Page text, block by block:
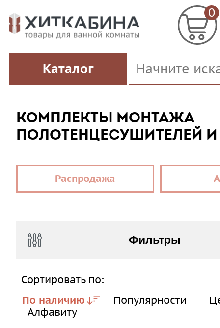
0
Каталог
КОМПЛЕКТЫ МОНТАЖА
ПОЛОТЕНЦЕСУШИТЕЛЕЙ
Распродажа
Фильтры
Сортировать по:
По наличию
Популярности
Алфавиту